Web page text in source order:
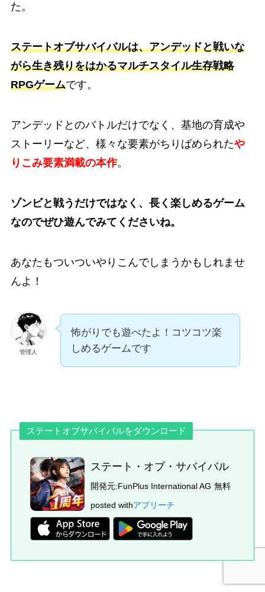
た。
ステートオブサバイバルは、アンデッドと戦いな
がら生き残りをはかるマルチスタイル生存戦略
RPGゲームです。
アンデッドとのバトルだけでなく、基地の育成や
ストーリーなど、様々な要素がちりばめられたや
りこみ要素満載の本作。
ゾンビと戦うだけではなく、長く楽しめるゲーム
なのでぜひ遊んでみてくださいね。
あなたもついついやりこんでしまうかもしれませ
んよ！
管理人
怖がりでも遊べたよ！コツコツ楽
しめるゲームです
ステートオブサバイバルをダウンロード
ステート・オブ・サバイバル
開発元:FunPlus International AG 無料
posted withアプリーチ